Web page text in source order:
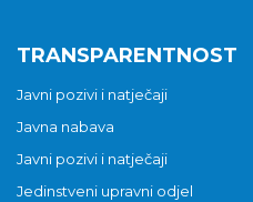
TRANSPARENTNOST
Javni pozivi i natječaji
Javna nabava
Javni pozivi i natječaji
Jedinstveni upravni odjel